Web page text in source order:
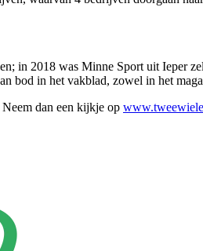
in 2018 was Minne Sport uit Ieper
bod in het vakblad, zowel in het
dan een kijkje op